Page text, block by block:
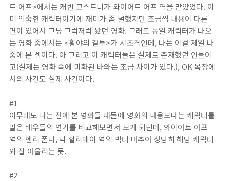
트 어프>에서는 캐빈 코스트너가 와이어트 어프 역을 맡았었다. 이
미 익숙한 캐릭터이기에 재미가 좀 덜했지만 조금씩 내용이 다른
면이 있어서 그냥 그럭저럭 봤던 영화. 그래도 동일 캐릭터가 나오
는 영화 중에서는 <황야의 결투>가 시초격인데, 나는 이걸 제일 나
중에 본 셈이다. 아 그리고 이 캐릭터들은 실제로 존재했던 인물이
고(실제는 영화 속에 미화된 바와는 조금 차이가 있다.), OK 목장에
서의 사건도 실제 사건이다.
#1
아무래도 나는 전에 본 영화들 때문에 영화의 내용보다는 캐릭터를
맡은 배우들의 연기를 비교해보면서 보게 되던데, 와이어트 어프
역의 헨리 폰다, 닥 할리데이 역의 빅터 머추어 상당히 해당 캐릭터
와 잘 어울리는 듯.
#2